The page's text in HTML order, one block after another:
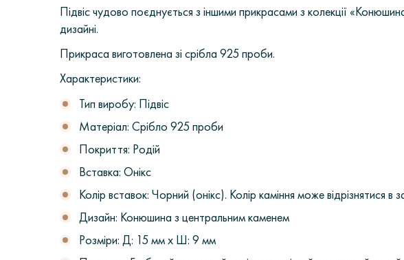
Підвіс чудово поєднується з іншими прикрасами з колекції
дизайні.
Прикраса виготовлена зі срібла 925 проби.
Характеристики:
Тип виробу: Підвіс
Матеріал: Срібло 925 проби
Покриття: Родій
Вставка: Онікс
Колір вставок: Чорний (онікс). Колір каміння може відрізнятися в
Дизайн: Конюшина з центральним каменем
Розміри: Д: 15 мм х Ш: 9 мм